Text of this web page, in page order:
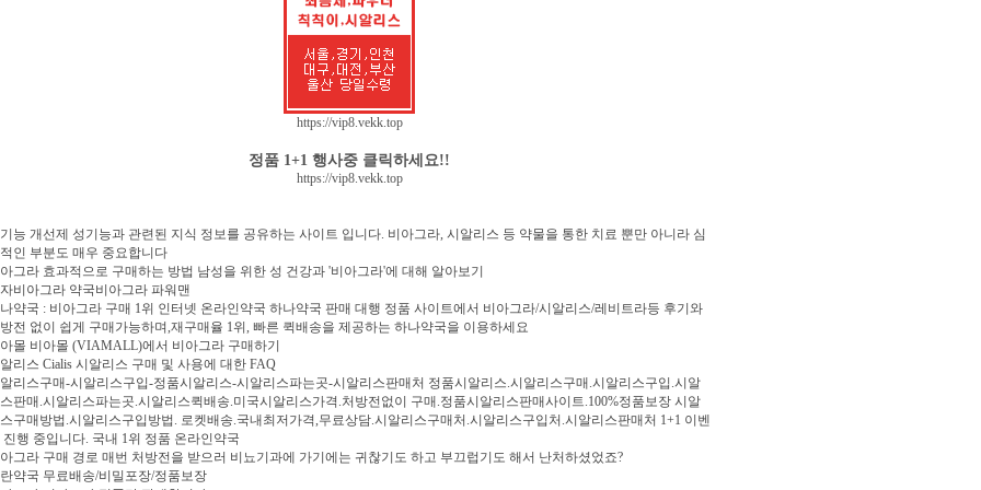
https://vip8.vekk.top
정품 1+1 행사중 클릭하세요!!
https://vip8.vekk.top
능 개선제 성기능과 관련된 지식 정보를 공유하는 사이트 입니다. 비아그라, 시알리스 등 약물을 통한 치료 뿐만 아니라 심
인 부분도 매우 중요합니다
그라 효과적으로 구매하는 방법 남성을 위한 성 건강과 '비아그라'에 대해 알아보기
비아그라 약국비아그라 파워맨
약국 : 비아그라 구매 1위 인터넷 온라인약국 하나약국 판매 대행 정품 사이트에서 비아그라/시알리스/레비트라등 후기와
전 없이 쉽게 구매가능하며,재구매율 1위, 빠른 퀵배송을 제공하는 하나약국을 이용하세요
몰 비아몰 (VIAMALL)에서 비아그라 구매하기
리스 Cialis 시알리스 구매 및 사용에 대한 FAQ
리스구매-시알리스구입-정품시알리스-시알리스파는곳-시알리스판매처 정품시알리스.시알리스구매.시알리스구입.시알
판매.시알리스파는곳.시알리스퀵배송.미국시알리스가격.처방전없이 구매.정품시알리스판매사이트.100%정품보장 시알
구매방법.시알리스구입방법. 로켓배송.국내최저가격,무료상담.시알리스구매처.시알리스구입처.시알리스판매처 1+1 이벤
진행 중입니다. 국내 1위 정품 온라인약국
그라 구매 경로 매번 처방전을 받으러 비뇨기과에 가기에는 귀찮기도 하고 부끄럽기도 해서 난처하셨었죠?
약국 무료배송/비밀포장/정품보장